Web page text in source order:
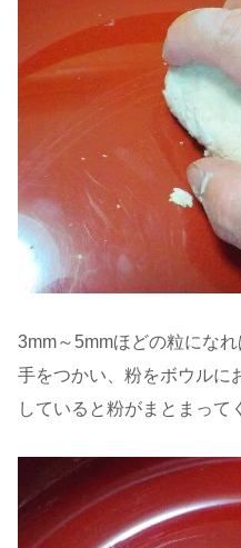
3mm～5mmほどの粒にな
手をつかい、粉をボウルに
していると粉がまとまって